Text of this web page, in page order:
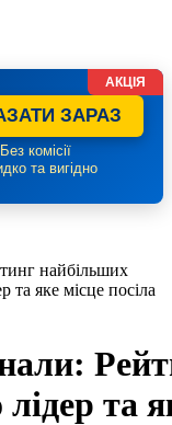
ЗАРАЗ
комісії
та вигідно
АКЦІЯ
найбільших
та яке місце посіла
та